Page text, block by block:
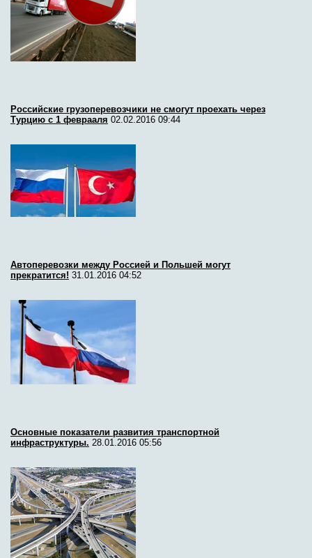
Российские грузоперевозчики не смогут проехать через
Турцию с 1 феврааля 02.02.2016 09:44
Автоперевозки между Россией и Польшей могут
прекратится! 31.01.2016 04:52
Основные показатели развития транспортной
инфраструктуры. 28.01.2016 05:56